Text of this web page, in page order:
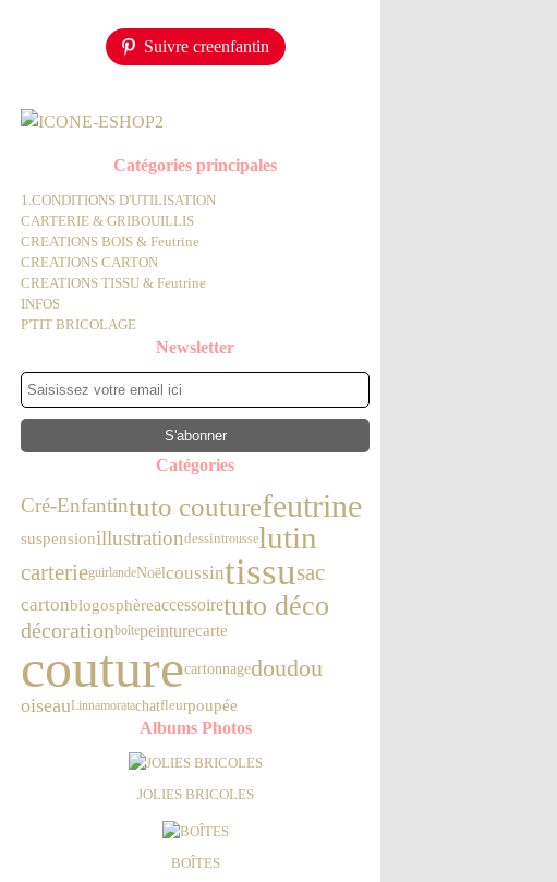
Suivre creenfantin
Catégories principales
1.CONDITIONS D'UTILISATION
CARTERIE & GRIBOUILLIS
CREATIONS BOIS & Feutrine
CREATIONS CARTON
CREATIONS TISSU & Feutrine
INFOS
P'TIT BRICOLAGE
Newsletter
Catégories
Cré-Enfantintuto couturefeutrine
suspensionillustrationdessintrousselutin
carterieguirlandeNoëlcoussintissusac
cartonblogosphèreaccessoiretuto déco
décorationboîtepeinturecarte
couturecartonnagedoudou
oiseauLinnamoratachatfleurpoupée
Albums Photos
JOLIES BRICOLES
BOÎTES